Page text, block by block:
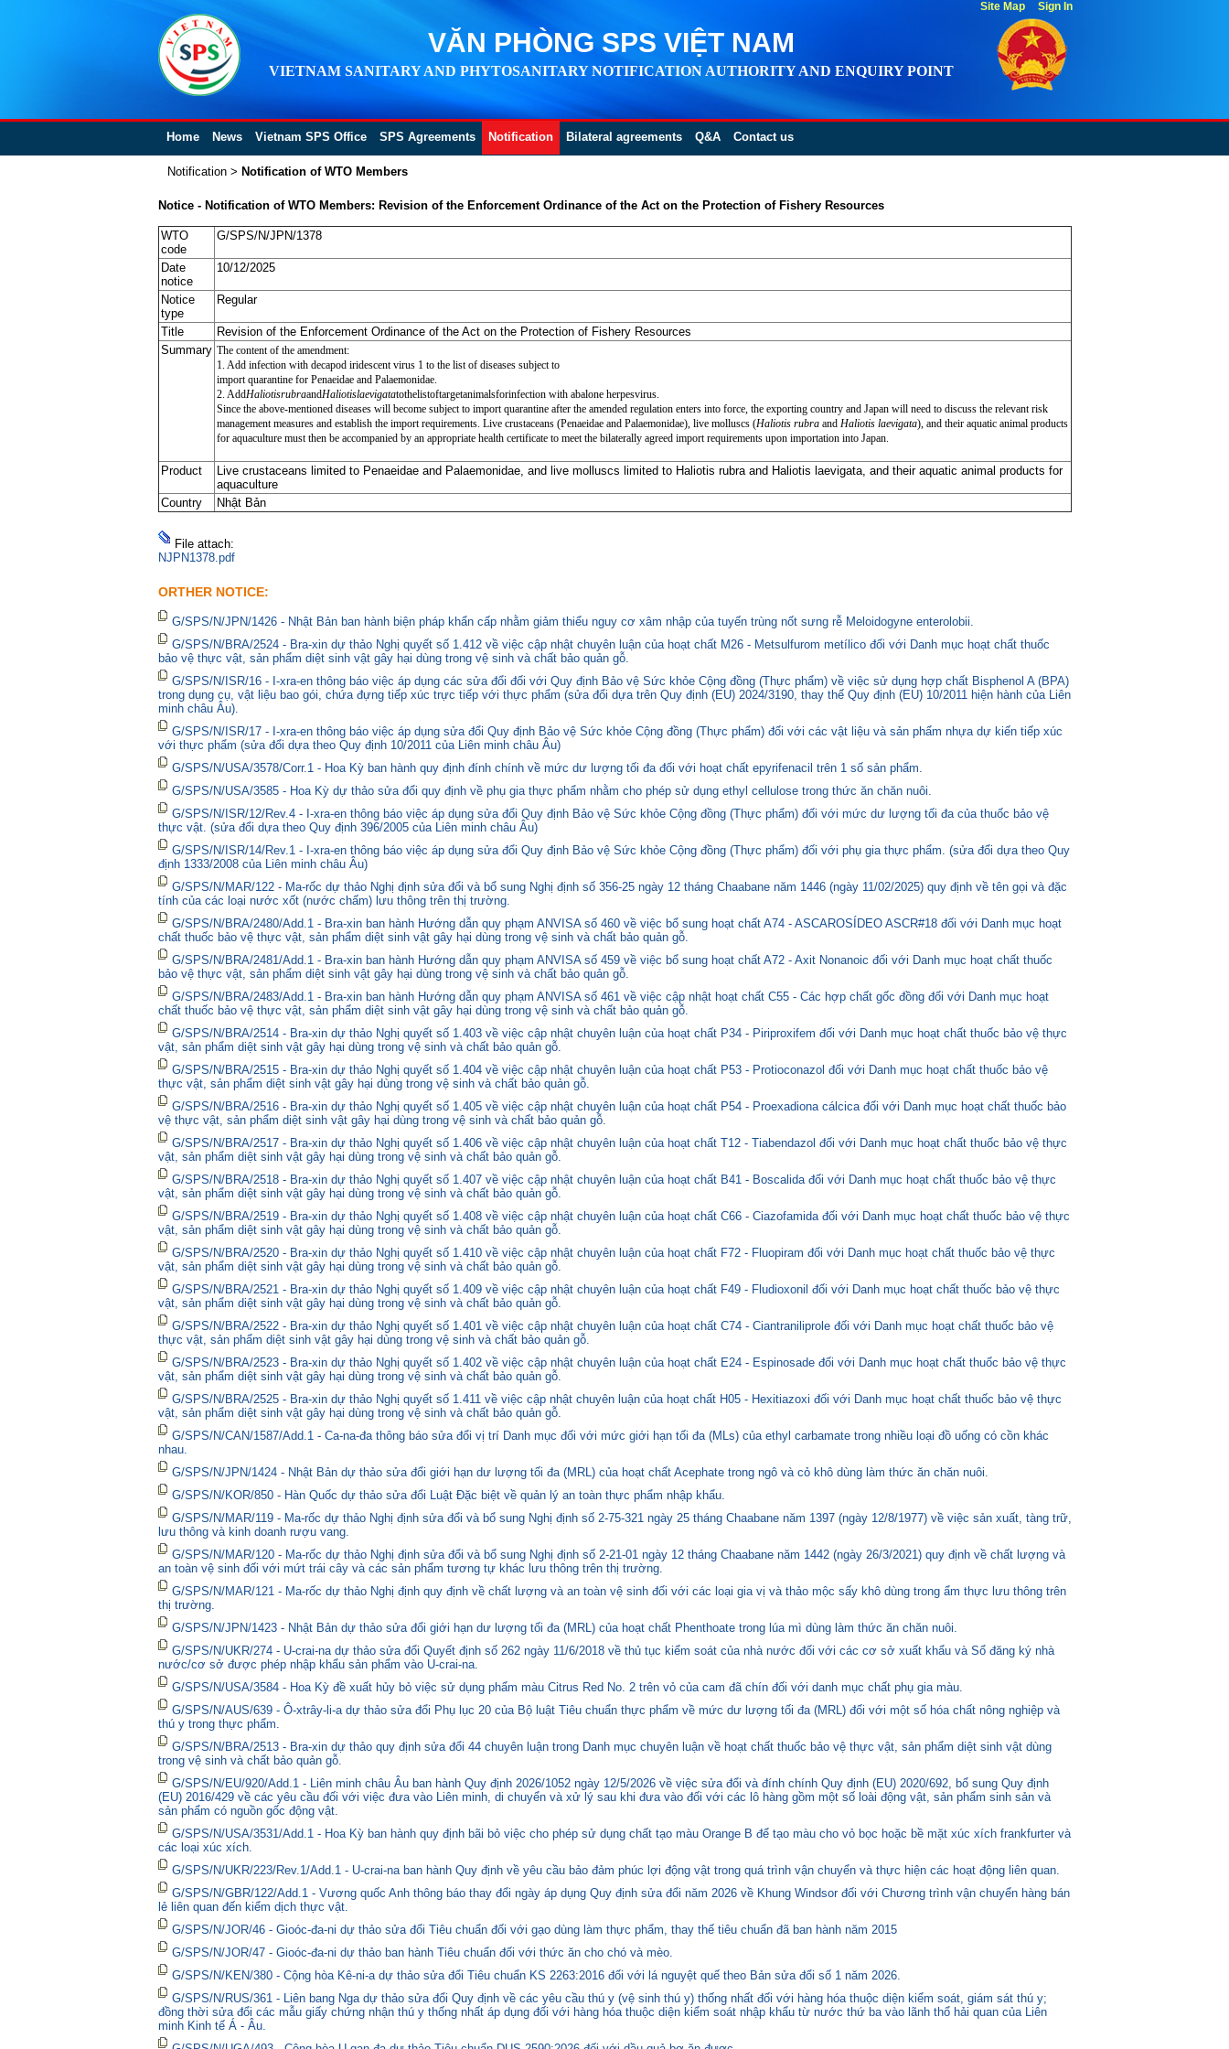
VĂN PHÒNG SPS VIỆT NAM
VIETNAM SANITARY AND PHYTOSANITARY NOTIFICATION AUTHORITY AND ENQUIRY POINT
Home News Vietnam SPS Office SPS Agreements Notification Bilateral agreements Q&A Contact us
Notification> Notification of WTO Members
Notice - Notification of WTO Members: Revision of the Enforcement Ordinance of the Act on the Protection of Fishery Resources
WTO
code
G/SPS/N/JPN/1378
Date
notice
10/12/2025
Notice
type
Regular
Title
Revision of the Enforcement Ordinance of the Act on the Protection of Fishery Resources
Summary The content of the amendment:
1. Add infection with decapod iridescent virus 1 to the list of diseases subject to
import quarantine for Penaeidae and Palaemonidae.
2. AddHaliotisrubraandHaliotislaevigatatothelistoftargetanimalsforinfection with abalone herpesvirus.
Since the above-mentioned diseases will become subject to import quarantine after the amended regulation enters into force, the exporting country and Japan will need to discuss the relevant risk
management measures and establish the import requirements. Live crustaceans (Penaeidae and Palaemonidae), live molluscs (Haliotis rubra and Haliotis laevigata), and their aquatic animal products
for aquaculture must then be accompanied by an appropriate health certificate to meet the bilaterally agreed import requirements upon importation into Japan.
Product
Live crustaceans limited to Penaeidae and Palaemonidae, and live molluscs limited to Haliotis rubra and Haliotis laevigata, and their aquatic animal products for
aquaculture
Country
Nhật Bản
File attach:
NJPN1378.pdf
ORTHER NOTICE:
G/SPS/N/JPN/1426 - Nhật Bản ban hành biện pháp khẩn cấp nhằm giảm thiểu nguy cơ xâm nhập của tuyến trùng nốt sưng rễ Meloidogyne enterolobii.
G/SPS/N/BRA/2524 - Bra-xin dự thảo Nghị quyết số 1.412 về việc cập nhật chuyên luận của hoạt chất M26 - Metsulfurom metílico đối với Danh mục hoạt chất thuốc
bảo vệ thực vật, sản phẩm diệt sinh vật gây hại dùng trong vệ sinh và chất bảo quản gỗ.
G/SPS/N/ISR/16 - I-xra-en thông báo việc áp dụng các sửa đổi đối với Quy định Bảo vệ Sức khỏe Cộng đồng (Thực phẩm) về việc sử dụng hợp chất Bisphenol A (BPA)
trong dụng cụ, vật liệu bao gói, chứa đựng tiếp xúc trực tiếp với thực phẩm (sửa đổi dựa trên Quy định (EU) 2024/3190, thay thế Quy định (EU) 10/2011 hiện hành của Liên
minh châu Âu).
G/SPS/N/ISR/17 - I-xra-en thông báo việc áp dụng sửa đổi Quy định Bảo vệ Sức khỏe Cộng đồng (Thực phẩm) đối với các vật liệu và sản phẩm nhựa dự kiến tiếp xúc
với thực phẩm (sửa đổi dựa theo Quy định 10/2011 của Liên minh châu Âu)
G/SPS/N/USA/3578/Corr.1 - Hoa Kỳ ban hành quy định đính chính về mức dư lượng tối đa đối với hoạt chất epyrifenacil trên 1 số sản phẩm.
G/SPS/N/USA/3585 - Hoa Kỳ dự thảo sửa đổi quy định về phụ gia thực phẩm nhằm cho phép sử dụng ethyl cellulose trong thức ăn chăn nuôi.
G/SPS/N/ISR/12/Rev.4 - I-xra-en thông báo việc áp dụng sửa đổi Quy định Bảo vệ Sức khỏe Cộng đồng (Thực phẩm) đối với mức dư lượng tối đa của thuốc bảo vệ
thực vật. (sửa đổi dựa theo Quy định 396/2005 của Liên minh châu Âu)
G/SPS/N/ISR/14/Rev.1 - I-xra-en thông báo việc áp dụng sửa đổi Quy định Bảo vệ Sức khỏe Cộng đồng (Thực phẩm) đối với phụ gia thực phẩm. (sửa đổi dựa theo Quy
định 1333/2008 của Liên minh châu Âu)
G/SPS/N/MAR/122 - Ma-rốc dự thảo Nghị định sửa đổi và bổ sung Nghị định số 356-25 ngày 12 tháng Chaabane năm 1446 (ngày 11/02/2025) quy định về tên gọi và đặc
tính của các loại nước xốt (nước chấm) lưu thông trên thị trường.
G/SPS/N/BRA/2480/Add.1 - Bra-xin ban hành Hướng dẫn quy phạm ANVISA số 460 về việc bổ sung hoạt chất A74 - ASCAROSÍDEO ASCR#18 đối với Danh mục hoạt
chất thuốc bảo vệ thực vật, sản phẩm diệt sinh vật gây hại dùng trong vệ sinh và chất bảo quản gỗ.
G/SPS/N/BRA/2481/Add.1 - Bra-xin ban hành Hướng dẫn quy phạm ANVISA số 459 về việc bổ sung hoạt chất A72 - Axit Nonanoic đối với Danh mục hoạt chất thuốc
bảo vệ thực vật, sản phẩm diệt sinh vật gây hại dùng trong vệ sinh và chất bảo quản gỗ.
G/SPS/N/BRA/2483/Add.1 - Bra-xin ban hành Hướng dẫn quy phạm ANVISA số 461 về việc cập nhật hoạt chất C55 - Các hợp chất gốc đồng đối với Danh mục hoạt
chất thuốc bảo vệ thực vật, sản phẩm diệt sinh vật gây hại dùng trong vệ sinh và chất bảo quản gỗ.
G/SPS/N/BRA/2514 - Bra-xin dự thảo Nghị quyết số 1.403 về việc cập nhật chuyên luận của hoạt chất P34 - Piriproxifem đối với Danh mục hoạt chất thuốc bảo vệ thực
vật, sản phẩm diệt sinh vật gây hại dùng trong vệ sinh và chất bảo quản gỗ.
G/SPS/N/BRA/2515 - Bra-xin dự thảo Nghị quyết số 1.404 về việc cập nhật chuyên luận của hoạt chất P53 - Protioconazol đối với Danh mục hoạt chất thuốc bảo vệ
thực vật, sản phẩm diệt sinh vật gây hại dùng trong vệ sinh và chất bảo quản gỗ.
G/SPS/N/BRA/2516 - Bra-xin dự thảo Nghị quyết số 1.405 về việc cập nhật chuyên luận của hoạt chất P54 - Proexadiona cálcica đối với Danh mục hoạt chất thuốc bảo
vệ thực vật, sản phẩm diệt sinh vật gây hại dùng trong vệ sinh và chất bảo quản gỗ.
G/SPS/N/BRA/2517 - Bra-xin dự thảo Nghị quyết số 1.406 về việc cập nhật chuyên luận của hoạt chất T12 - Tiabendazol đối với Danh mục hoạt chất thuốc bảo vệ thực
vật, sản phẩm diệt sinh vật gây hại dùng trong vệ sinh và chất bảo quản gỗ.
G/SPS/N/BRA/2518 - Bra-xin dự thảo Nghị quyết số 1.407 về việc cập nhật chuyên luận của hoạt chất B41 - Boscalida đối với Danh mục hoạt chất thuốc bảo vệ thực
vật, sản phẩm diệt sinh vật gây hại dùng trong vệ sinh và chất bảo quản gỗ.
G/SPS/N/BRA/2519 - Bra-xin dự thảo Nghị quyết số 1.408 về việc cập nhật chuyên luận của hoạt chất C66 - Ciazofamida đối với Danh mục hoạt chất thuốc bảo vệ thực
vật, sản phẩm diệt sinh vật gây hại dùng trong vệ sinh và chất bảo quản gỗ.
G/SPS/N/BRA/2520 - Bra-xin dự thảo Nghị quyết số 1.410 về việc cập nhật chuyên luận của hoạt chất F72 - Fluopiram đối với Danh mục hoạt chất thuốc bảo vệ thực
vật, sản phẩm diệt sinh vật gây hại dùng trong vệ sinh và chất bảo quản gỗ.
G/SPS/N/BRA/2521 - Bra-xin dự thảo Nghị quyết số 1.409 về việc cập nhật chuyên luận của hoạt chất F49 - Fludioxonil đối với Danh mục hoạt chất thuốc bảo vệ thực
vật, sản phẩm diệt sinh vật gây hại dùng trong vệ sinh và chất bảo quản gỗ.
G/SPS/N/BRA/2522 - Bra-xin dự thảo Nghị quyết số 1.401 về việc cập nhật chuyên luận của hoạt chất C74 - Ciantraniliprole đối với Danh mục hoạt chất thuốc bảo vệ
thực vật, sản phẩm diệt sinh vật gây hại dùng trong vệ sinh và chất bảo quản gỗ.
G/SPS/N/BRA/2523 - Bra-xin dự thảo Nghị quyết số 1.402 về việc cập nhật chuyên luận của hoạt chất E24 - Espinosade đối với Danh mục hoạt chất thuốc bảo vệ thực
vật, sản phẩm diệt sinh vật gây hại dùng trong vệ sinh và chất bảo quản gỗ.
G/SPS/N/BRA/2525 - Bra-xin dự thảo Nghị quyết số 1.411 về việc cập nhật chuyên luận của hoạt chất H05 - Hexitiazoxi đối với Danh mục hoạt chất thuốc bảo vệ thực
vật, sản phẩm diệt sinh vật gây hại dùng trong vệ sinh và chất bảo quản gỗ.
G/SPS/N/CAN/1587/Add.1 - Ca-na-đa thông báo sửa đổi vị trí Danh mục đối với mức giới hạn tối đa (MLs) của ethyl carbamate trong nhiều loại đồ uống có cồn khác
nhau.
G/SPS/N/JPN/1424 - Nhật Bản dự thảo sửa đổi giới hạn dư lượng tối đa (MRL) của hoạt chất Acephate trong ngô và cỏ khô dùng làm thức ăn chăn nuôi.
G/SPS/N/KOR/850 - Hàn Quốc dự thảo sửa đổi Luật Đặc biệt về quản lý an toàn thực phẩm nhập khẩu.
G/SPS/N/MAR/119 - Ma-rốc dự thảo Nghị định sửa đổi và bổ sung Nghị định số 2-75-321 ngày 25 tháng Chaabane năm 1397 (ngày 12/8/1977) về việc sản xuất, tàng trữ,
lưu thông và kinh doanh rượu vang.
G/SPS/N/MAR/120 - Ma-rốc dự thảo Nghị định sửa đổi và bổ sung Nghị định số 2-21-01 ngày 12 tháng Chaabane năm 1442 (ngày 26/3/2021) quy định về chất lượng và
an toàn vệ sinh đối với mứt trái cây và các sản phẩm tương tự khác lưu thông trên thị trường.
G/SPS/N/MAR/121 - Ma-rốc dự thảo Nghị định quy định về chất lượng và an toàn vệ sinh đối với các loại gia vị và thảo mộc sấy khô dùng trong ẩm thực lưu thông trên
thị trường.
G/SPS/N/JPN/1423 - Nhật Bản dự thảo sửa đổi giới hạn dư lượng tối đa (MRL) của hoạt chất Phenthoate trong lúa mì dùng làm thức ăn chăn nuôi.
G/SPS/N/UKR/274 - U-crai-na dự thảo sửa đổi Quyết định số 262 ngày 11/6/2018 về thủ tục kiểm soát của nhà nước đối với các cơ sở xuất khẩu và Sổ đăng ký nhà
nước/cơ sở được phép nhập khẩu sản phẩm vào U-crai-na.
G/SPS/N/USA/3584 - Hoa Kỳ đề xuất hủy bỏ việc sử dụng phẩm màu Citrus Red No. 2 trên vỏ của cam đã chín đối với danh mục chất phụ gia màu.
G/SPS/N/AUS/639 - Ô-xtrây-li-a dự thảo sửa đổi Phụ lục 20 của Bộ luật Tiêu chuẩn thực phẩm về mức dư lượng tối đa (MRL) đối với một số hóa chất nông nghiệp và
thú y trong thực phẩm.
G/SPS/N/BRA/2513 - Bra-xin dự thảo quy định sửa đổi 44 chuyên luận trong Danh mục chuyên luận về hoạt chất thuốc bảo vệ thực vật, sản phẩm diệt sinh vật dùng
trong vệ sinh và chất bảo quản gỗ.
G/SPS/N/EU/920/Add.1 - Liên minh châu Âu ban hành Quy định 2026/1052 ngày 12/5/2026 về việc sửa đổi và đính chính Quy định (EU) 2020/692, bổ sung Quy định
(EU) 2016/429 về các yêu cầu đối với việc đưa vào Liên minh, di chuyển và xử lý sau khi đưa vào đối với các lô hàng gồm một số loài động vật, sản phẩm sinh sản và
sản phẩm có nguồn gốc động vật.
G/SPS/N/USA/3531/Add.1 - Hoa Kỳ ban hành quy định bãi bỏ việc cho phép sử dụng chất tạo màu Orange B để tạo màu cho vỏ bọc hoặc bề mặt xúc xích frankfurter và
các loại xúc xích.
G/SPS/N/UKR/223/Rev.1/Add.1 - U-crai-na ban hành Quy định về yêu cầu bảo đảm phúc lợi động vật trong quá trình vận chuyển và thực hiện các hoạt động liên quan.
G/SPS/N/GBR/122/Add.1 - Vương quốc Anh thông báo thay đổi ngày áp dụng Quy định sửa đổi năm 2026 về Khung Windsor đối với Chương trình vận chuyển hàng bán
lẻ liên quan đến kiểm dịch thực vật.
G/SPS/N/JOR/46 - Gioóc-đa-ni dự thảo sửa đổi Tiêu chuẩn đối với gạo dùng làm thực phẩm, thay thế tiêu chuẩn đã ban hành năm 2015
G/SPS/N/JOR/47 - Gioóc-đa-ni dự thảo ban hành Tiêu chuẩn đối với thức ăn cho chó và mèo.
G/SPS/N/KEN/380 - Cộng hòa Kê-ni-a dự thảo sửa đổi Tiêu chuẩn KS 2263:2016 đối với lá nguyệt quế theo Bản sửa đổi số 1 năm 2026.
G/SPS/N/RUS/361 - Liên bang Nga dự thảo sửa đổi Quy định về các yêu cầu thú y (vệ sinh thú y) thống nhất đối với hàng hóa thuộc diện kiểm soát, giám sát thú y;
đồng thời sửa đổi các mẫu giấy chứng nhận thú y thống nhất áp dụng đối với hàng hóa thuộc diện kiểm soát nhập khẩu từ nước thứ ba vào lãnh thổ hải quan của Liên
minh Kinh tế Á - Âu.
Site Map Sign In